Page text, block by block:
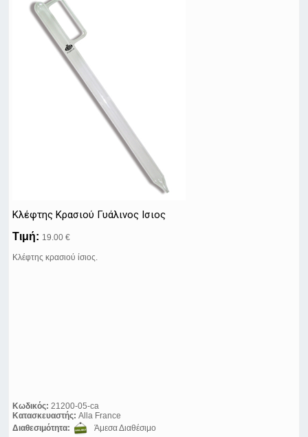
Κλέφτης Κρασιού Γυάλινος Ισιος
Τιμή: 19.00 €
Κλέφτης κρασιού ίσιος.
Κωδικός: 21200-05-ca
Κατασκευαστής: Alla France
Διαθεσιμότητα:
Άμεσα Διαθέσιμο